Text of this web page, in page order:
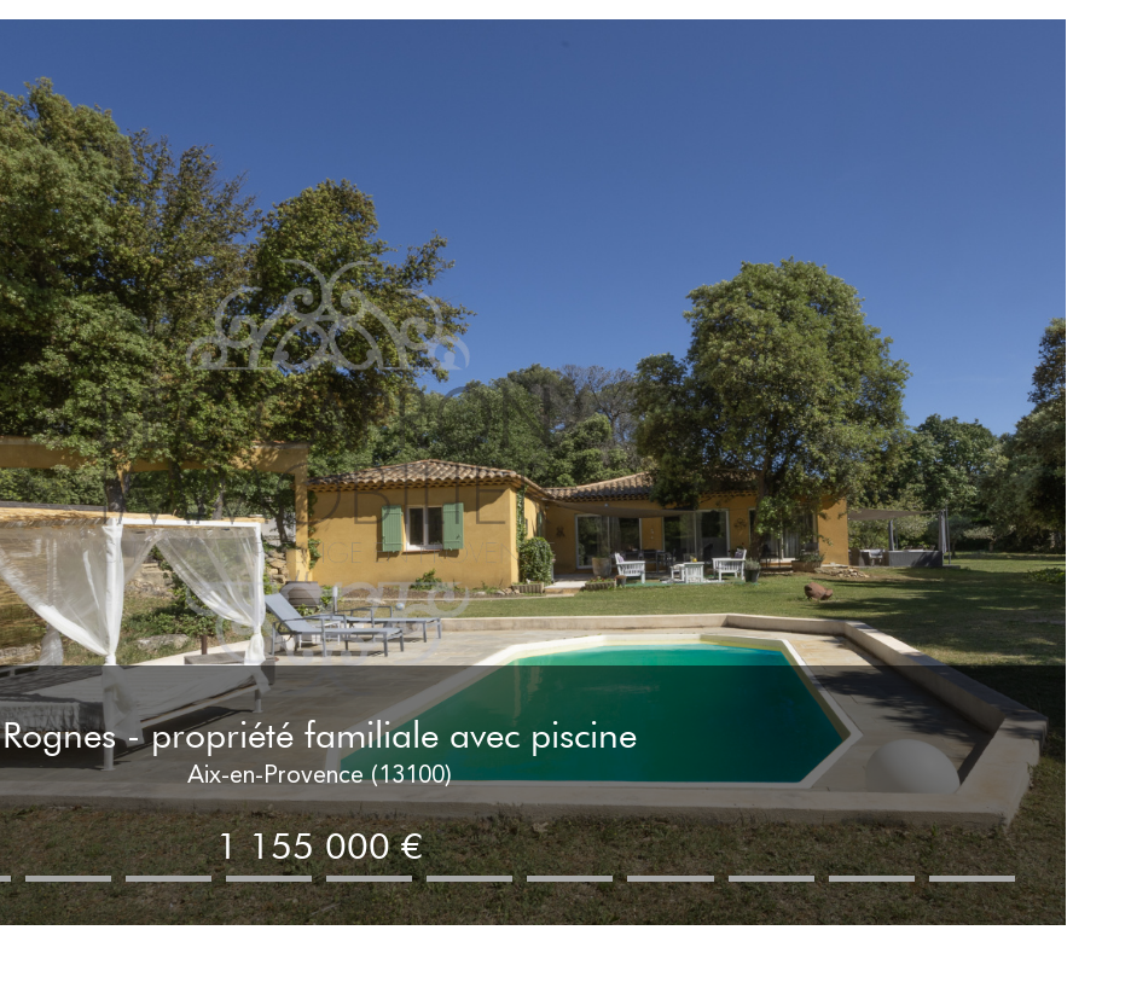
Rognes - propriété familiale avec piscine
Aix-en-Provence (13100)
1 155 000 €